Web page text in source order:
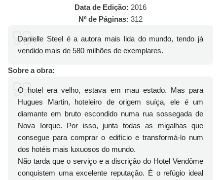
Data de Edição: 2016
Nº de Páginas: 312
Danielle Steel é a autora mais lida do mundo, tendo já
vendido mais de 580 milhões de exemplares.
Sobre a obra:
O hotel era velho, estava em mau estado. Mas para
Hugues Martin, hoteleiro de origem suíça, ele é um
diamante em bruto escondido numa rua sossegada de
Nova Iorque. Por isso, junta todas as migalhas que
consegue para comprar o edifício e transformá-lo num
dos hotéis mais luxuosos do mundo.
Não tarda que o serviço e a discrição do Hotel Vendôme
conquistem uma excelente reputação. É o refúgio ideal